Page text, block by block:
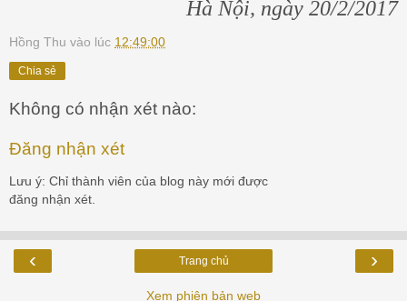
Hà Nội, ngày 20/2/2017
Hồng Thu vào lúc 12:49:00
Chia sẻ
Không có nhận xét nào:
Đăng nhận xét
Lưu ý: Chỉ thành viên của blog này mới được
đăng nhận xét.
‹ ›
Trang chủ
Xem phiên bản web